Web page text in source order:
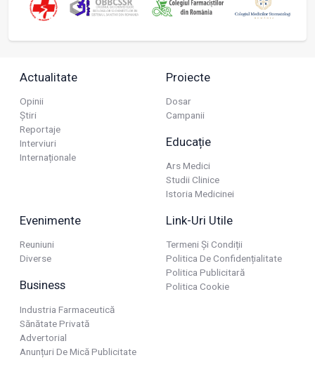
Actualitate
Opinii
Știri
Reportaje
Interviuri
Internaționale
Proiecte
Dosar
Campanii
Educație
Ars Medici
Studii Clinice
Istoria Medicinei
Evenimente
Reuniuni
Diverse
Business
Industria Farmaceutică
Sănătate Privată
Advertorial
Anunțuri De Mică Publicitate
Link-Uri Utile
Termeni Și Condiții
Politica De Confidențialitate
Politica Publicitară
Politica Cookie